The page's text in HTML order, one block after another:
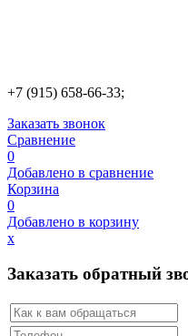
+7 (915) 658-66-33;
Заказать звонок
Сравнение
0
Добавлено в сравнение
Корзина
0
Добавлено в корзину
х
Заказать обратный